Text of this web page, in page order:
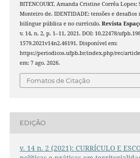
BITENCOURT, Amanda Cristine Corrêa Lopes;
Monteiro de. IDENTIDADE: tensões e desafios
bilíngue pública e no currículo. Revista
v. 14, n. 2, p. 1–11, 2021. DOI: 10.22478/
1579.2021v14n2.46191. Disponível em:
https://periodicos.ufpb.br/index.php/rec/
em: 7 ago. 2026.
Fomatos de Citação
EDIÇÃO
v. 14 n. 2 (2021): CURRÍCULO E